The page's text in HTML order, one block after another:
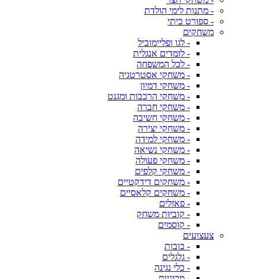
- מתנות לימי הולדת
- ספורט ביתי
משחקים
- לגו ופליימוביל
- לומדים אנגלית
- לכל המשפחה
- משחקי אסטרטגיה
- משחקי דמיון
- משחקי הרכבות ומגנט
- משחקי חברה
- משחקי חשיבה
- משחקי יצירה
- משחקי למידה
- משחקי נשיאה
- משחקי פעולה
- משחקי קלפים
- משחקים דידקטיים
- משחקים קלאסיים
- פאזלים
- קוביות משחק
- קוסמים
צעצועים
- בובות
- גלגלים
- כלי נגינה